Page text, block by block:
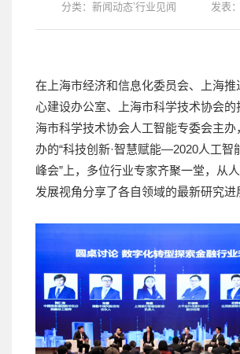
分类： 新闻动态’行业见闻 发表
在上海市经济和信息化委员会、上海推
心建设办公室、上海市科学技术协会的
海市科学技术协会人工智能专委会主办
办的“科技创新·智慧赋能—2020人工智
峰会”上，多位行业专家齐聚一堂，从
发展视角分享了各自领域的最新研究进